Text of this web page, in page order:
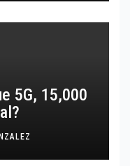
5G, 15,000